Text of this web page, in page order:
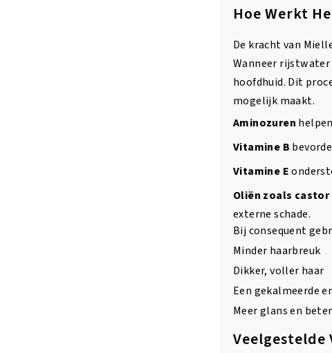
Hoe Werkt
De kracht van
Wanneer
hoofdhuid. Dit
mogelijk maakt.
Aminozuren
Vitamine B
Vitamine E
Oliën zoals castor
externe schade.
Bij consequent
Minder haarbreuk
Dikker, voller haar
Een gekalmeerde
Meer glans en
Veelgestelde